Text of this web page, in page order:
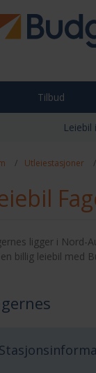
Tilbud
Leiebil
Utleiestasjoner
ligger i Nord-
en billig leiebil med